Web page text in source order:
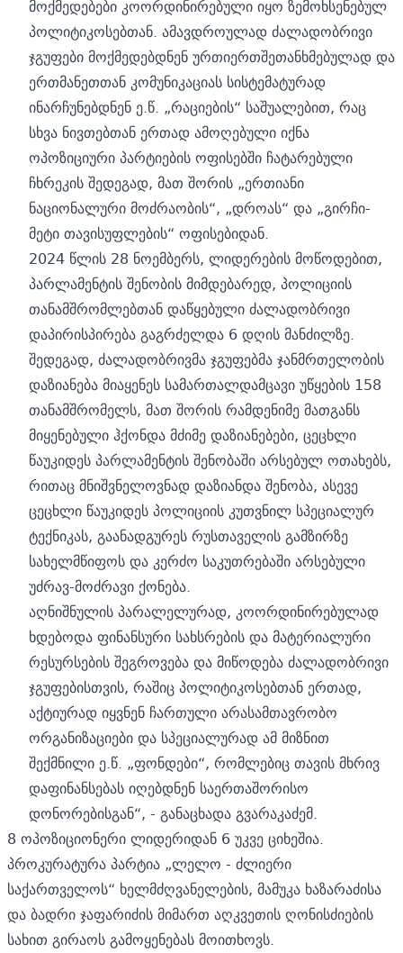
მოქმედებები კოორდინირებული იყო ზემოხსენებულ
პოლიტიკოსებთან. ამავდროულად ძალადობრივი
ჯგუფები მოქმედებდნენ ურთიერთშეთანხმებულად და
ერთმანეთთან კომუნიკაციას სისტემატურად
ინარჩუნებდნენ ე.წ. „რაციების“ საშუალებით, რაც
სხვა ნივთებთან ერთად ამოღებული იქნა
ოპოზიციური პარტიების ოფისებში ჩატარებული
ჩხრეკის შედეგად, მათ შორის „ერთიანი
ნაციონალური მოძრაობის“, „დროას“ და „გირჩი-
მეტი თავისუფლების“ ოფისებიდან.
2024 წლის 28 ნოემბერს, ლიდერების მოწოდებით,
პარლამენტის შენობის მიმდებარედ, პოლიციის
თანამშრომლებთან დაწყებული ძალადობრივი
დაპირისპირება გაგრძელდა 6 დღის მანძილზე.
შედეგად, ძალადობრივმა ჯგუფებმა ჯანმრთელობის
დაზიანება მიაყენეს სამართალდამცავი უწყების 158
თანამშრომელს, მათ შორის რამდენიმე მათგანს
მიყენებული ჰქონდა მძიმე დაზიანებები, ცეცხლი
წაუკიდეს პარლამენტის შენობაში არსებულ ოთახებს,
რითაც მნიშვნელოვნად დაზიანდა შენობა, ასევე
ცეცხლი წაუკიდეს პოლიციის კუთვნილ სპეციალურ
ტექნიკას, გაანადგურეს რუსთაველის გამზირზე
სახელმწიფოს და კერძო საკუთრებაში არსებული
უძრავ-მოძრავი ქონება.
აღნიშნულის პარალელურად, კოორდინირებულად
ხდებოდა ფინანსური სახსრების და მატერიალური
რესურსების შეგროვება და მიწოდება ძალადობრივი
ჯგუფებისთვის, რაშიც პოლიტიკოსებთან ერთად,
აქტიურად იყვნენ ჩართული არასამთავრობო
ორგანიზაციები და სპეციალურად ამ მიზნით
შექმნილი ე.წ. „ფონდები“, რომლებიც თავის მხრივ
დაფინანსებას იღებდნენ საერთაშორისო
დონორებისგან“, - განაცხადა გვარაკაძემ.
8 ოპოზიციონერი ლიდერიდან 6 უკვე ციხეშია.
პროკურატურა პარტია „ლელო - ძლიერი
საქართველოს“ ხელმძღვანელების, მამუკა ხაზარაძისა
და ბადრი ჯაფარიძის მიმართ აღკვეთის ღონისძიების
სახით გირაოს გამოყენებას მოითხოვს.